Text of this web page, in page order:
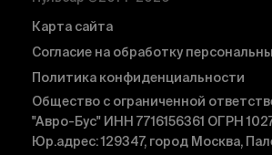
Карта сайта
Согласие на обработку
Политика конфиденциальности
Общество с ограниченной
"Авро-Бус" ИНН 7716156361 ОГРН
Юр.адрес: 129347, город Москва,